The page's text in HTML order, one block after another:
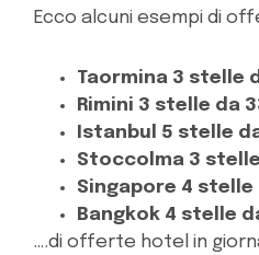
Ecco alcuni esempi di
Taormina 3 stelle
Rimini 3 stelle da
Istanbul 5 stelle
Stoccolma 3
Singapore 4 stelle
Bangkok 4 stelle
….di offerte hotel in